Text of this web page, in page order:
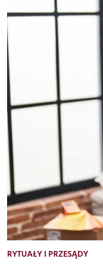
RYTUAŁY I PRZESĄDY